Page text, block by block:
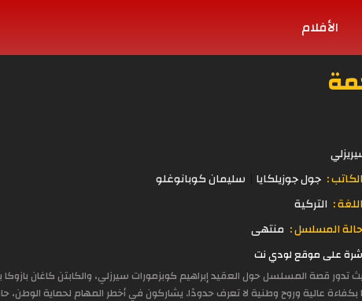
الأفلام
الكاتب : جول جوزيلكايا سليمان كوبانوغلو
اللغة : التركية
حالة المسلسل : منتهى
قصة المسلسل حول العقيد إبراهيم كوبزمورات سيرزلي، والكابتن كاغان بازوكا
عالية وروح وطنية لا تعرف حدودًا. يشاركون في أخطر المهام لحماية